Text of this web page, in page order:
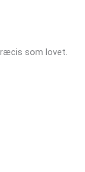
som lovet.